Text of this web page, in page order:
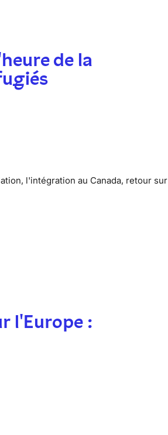
de la
l'intégration au Canada, retour sur
l'Europe :